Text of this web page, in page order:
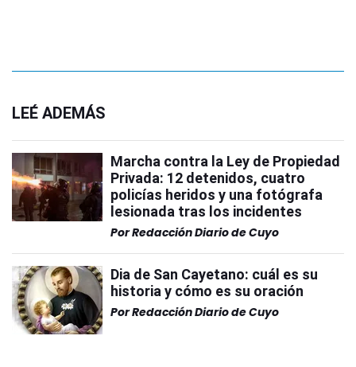
LEÉ ADEMÁS
Marcha contra la Ley de Propiedad
Privada: 12 detenidos, cuatro
policías heridos y una fotógrafa
lesionada tras los incidentes
PorRedacción Diario de Cuyo
Dia de San Cayetano: cuál es su
historia y cómo es su oración
PorRedacción Diario de Cuyo